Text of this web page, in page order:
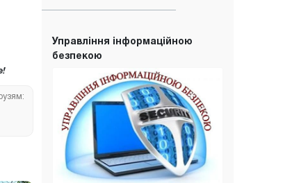
Управління інформаційною
безпекою